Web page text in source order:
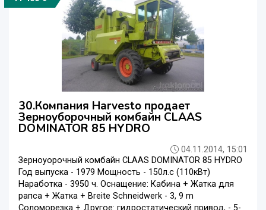
30.Компания Harvesto продает
Зерноуборочный комбайн CLAAS
DOMINATOR 85 HYDRO
04.11.2014, 15:01
Зерноуорочный комбайн CLAAS DOMINATOR 85 HYDRO
Год выпуска - 1979 Мощность - 150л.с (110кВт)
Наработка - 3950 ч. Оснащение: Кабина + Жатка для
рапса + Жатка + Breite Schneidwerk - 3, 9 m
Cоломорезка + Другое: гидростатический привод, - 5-